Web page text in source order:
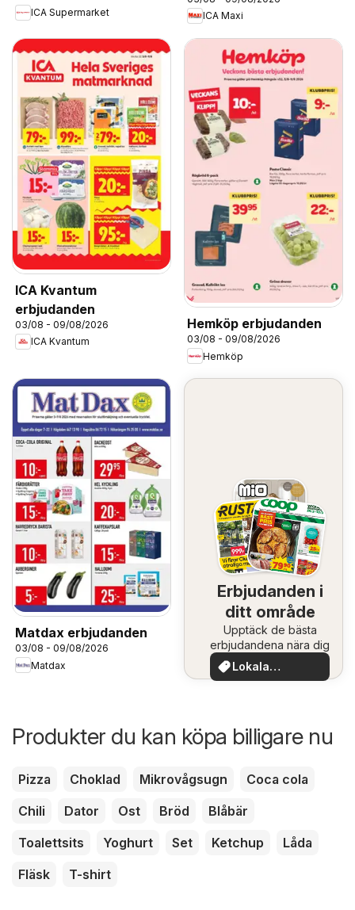
ICA Supermarket
ICA Maxi
ICA Kvantum
erbjudanden
03/08 - 09/08/2026
ICA Kvantum
Hemköp erbjudanden
03/08 - 09/08/2026
Hemköp
Matdax erbjudanden
03/08 - 09/08/2026
Matdax
Erbjudanden i
ditt område
Upptäck de bästa
erbjudandena nära dig
Lokala
erbjudanden
Produkter du kan köpa billigare nu
Pizza Choklad Mikrovågsugn
Coca cola
Chili
Dator Ost Bröd
Blåbär
Toalettsits
Yoghurt Set Ketchup
Låda
Fläsk
T-shirt